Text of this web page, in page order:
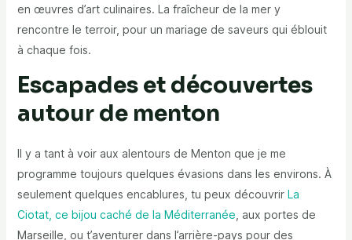
en œuvres d’art culinaires. La fraîcheur de la mer y
rencontre le terroir, pour un mariage de saveurs qui éblouit
à chaque fois.
Escapades et découvertes
autour de menton
Il y a tant à voir aux alentours de Menton que je me
programme toujours quelques évasions dans les environs. À
seulement quelques encablures, tu peux découvrir La
Ciotat, ce bijou caché de la Méditerranée , aux portes de
Marseille, ou t’aventurer dans l’arrière-pays pour des